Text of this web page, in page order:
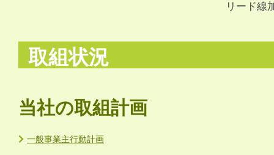
リード線
取組状況
当社の取組計画
一般事業主行動計画